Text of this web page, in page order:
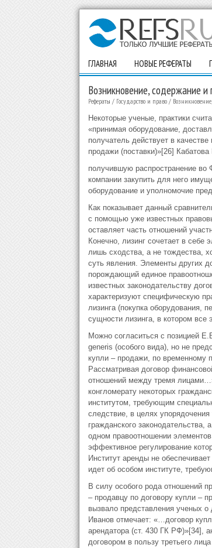
ГЛАВНАЯ НОВЫЕ РЕФЕРАТЫ
Возникновение, содержание
Рефераты / Государство и право/
Некоторые ученые, практики
«принимая оборудование,
получатель действует в
продажи (поставки)»[26]
получившую распространение во
компании закупить для него
оборудование и уполномочие
Как показывает данный
с помощью уже известных
оставляет часть отношений
Конечно, лизинг сочетает в
лишь сходства, а не тождества,
суть явления. Элементы других
порождающий единое
известных законодательству
характеризуют специфическую
лизинга (покупка оборудования,
сущности лизинга, в котором
Можно согласиться с позицией
generis (особого вида), но не
купли – продажи, по временному
Рассматривая договор
отношений между тремя
конгломерату некоторых
институтом, требующим
следствие, в целях
гражданского
одном правоотношении
эффективное регулирование
Институт аренды не
идет об особом институте,
В силу особого рода отношений
– продавцу по договору купли –
вызвало представления ученых
Иванов отмечает: «…договор
арендатора (ст. 430 ГК РФ)»[34],
договором в пользу третьего